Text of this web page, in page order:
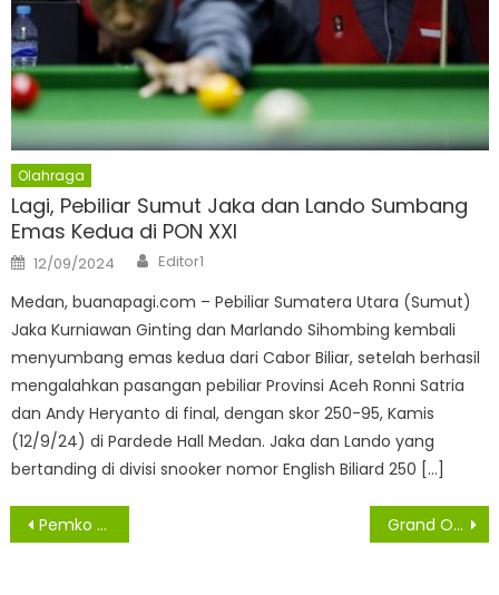
Olahraga
Lagi, Pebiliar Sumut Jaka dan Lando Sumbang
Emas Kedua di PON XXI
Posted
on
12/09/2024 Author
Editor1
Medan, buanapagi.com – Pebiliar Sumatera Utara (Sumut)
Jaka Kurniawan Ginting dan Marlando Sihombing kembali
menyumbang emas kedua dari Cabor Biliar, setelah berhasil
mengalahkan pasangan pebiliar Provinsi Aceh Ronni Satria
dan Andy Heryanto di final, dengan skor 250-95, Kamis
(12/9/24) di Pardede Hall Medan. Jaka dan Lando yang
bertanding di divisi snooker nomor English Biliard 250 […]
Navigasi
Pemko Medan Bantu Pedagang Terdampak Banjir di Dua Pasar Grand Opening MPP Tebing Tinggi Dibuka Kemenpan RB dan Gubsu